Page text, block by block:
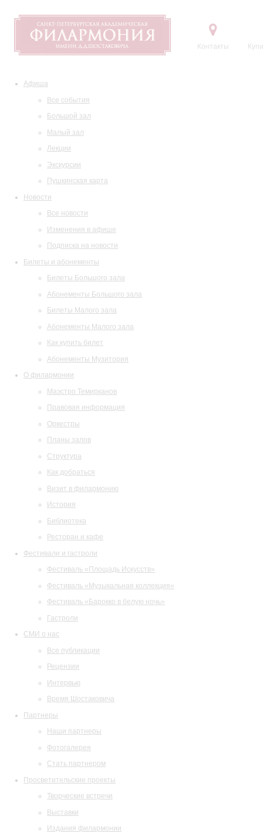
Контакты
Афиша
Все события
Большой зал
Малый зал
Лекции
Экскурсии
Пушкинская карта
Новости
Все новости
Изменения в афише
Подписка на новости
Билеты и абонементы
Билеты Большого зала
Абонементы Большого зала
Билеты Малого зала
Абонементы Малого зала
Как купить билет
Абонементы Музитория
О филармонии
Маэстро Темирканов
Правовая информация
Оркестры
Планы залов
Структура
Как добраться
Визит в филармонию
История
Библиотека
Ресторан и кафе
Фестивали и гастроли
Фестиваль «Площадь Искусств»
Фестиваль «Музыкальная коллекция»
Фестиваль «Барокко в белую ночь»
Гастроли
СМИ о нас
Все публикации
Рецензии
Интервью
Время Шостаковича
Партнеры
Наши партнеры
Фотогалерея
Стать партнером
Просветительские проекты
Творческие встречи
Выставки
Издания филармонии